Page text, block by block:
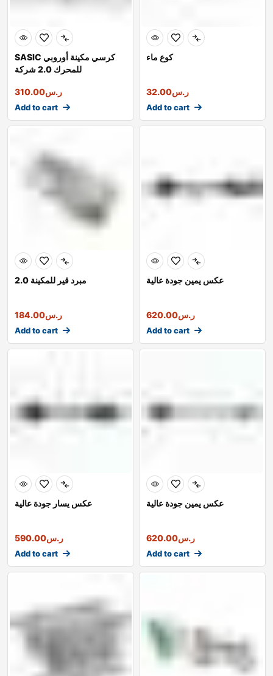
SASIC كرسي مكينة أوروبي
للمحرك 2.0 شركة
ر.س310.00
Add to cart
كوع ماء
ر.س32.00
Add to cart
مبرد قير للمكينة 2.0
ر.س184.00
Add to cart
عكس يمين جودة عالية
ر.س620.00
Add to cart
عكس يسار جودة عالية
ر.س590.00
Add to cart
عكس يمين جودة عالية
ر.س620.00
Add to cart